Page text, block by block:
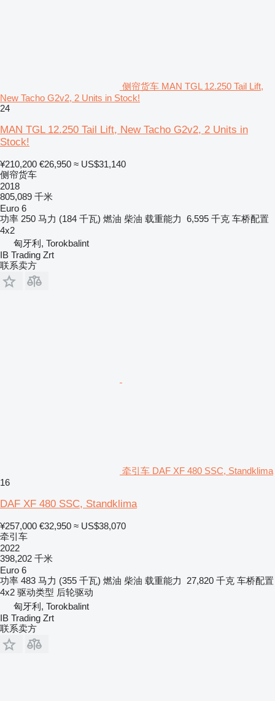
侧帘货车 MAN TGL 12.250 Tail Lift,
New Tacho G2v2, 2 Units in Stock!
24
MAN TGL 12.250 Tail Lift, New Tacho G2v2, 2 Units in
Stock!
¥210,200 €26,950 ≈ US$31,140
侧帘货车
2018
805,089 千米
Euro 6
功率 250 马力 (184 千瓦) 燃油 柴油 载重能力 6,595 千克 车桥配置
4x2
匈牙利, Torokbalint
IB Trading Zrt
联系卖方
牵引车 DAF XF 480 SSC, Standklima
16
DAF XF 480 SSC, Standklima
¥257,000 €32,950 ≈ US$38,070
牵引车
2022
398,202 千米
Euro 6
功率 483 马力 (355 千瓦) 燃油 柴油 载重能力 27,820 千克 车桥配置
4x2 驱动类型 后轮驱动
匈牙利, Torokbalint
IB Trading Zrt
联系卖方